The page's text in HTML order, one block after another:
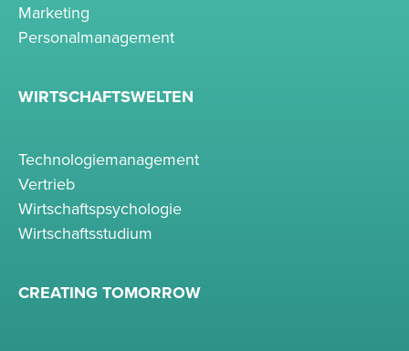
Marketing
Personalmanagement
WIRTSCHAFTSWELTEN
Technologiemanagement
Vertrieb
Wirtschaftspsychologie
Wirtschaftsstudium
CREATING TOMORROW